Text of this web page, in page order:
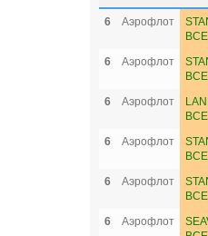
6 Аэрофлот
6
Аэрофлот
6
Аэрофлот
6
Аэрофлот
6
Аэрофлот
6
Аэрофлот